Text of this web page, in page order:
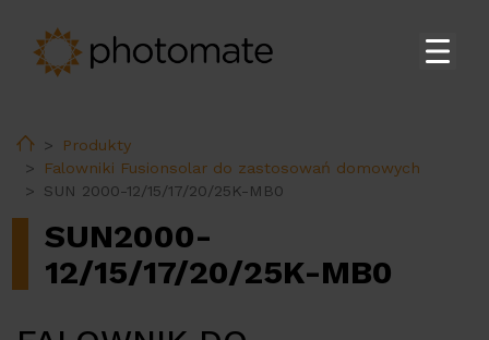
HomeProdukty
Falowniki Fusionsolar do zastosowań domowych
SUN 2000-12/15/17/20/25K-MB0
SUN2000-
12/15/17/20/25K-MB0
Produkty
Falowniki Fusionsolar do zastosowań domowych
Falowniki Huawei do zastosowań komercyjnych i
na skalę przemysłową
Stacja transformatorowa Huawei